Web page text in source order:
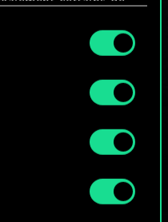
appliqués
les détails sur notre
ci-